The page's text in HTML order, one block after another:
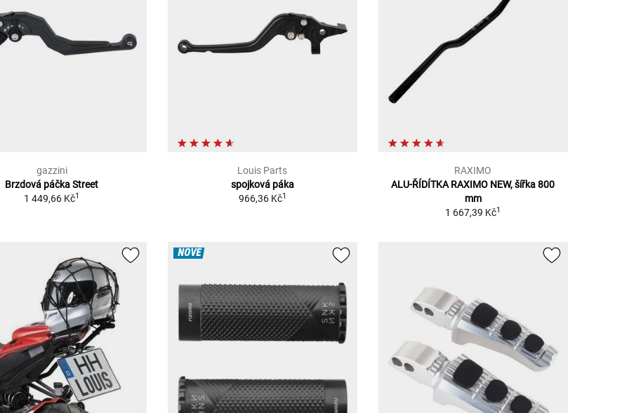
gazzini
Brzdová páčka Street
1 449,66 Kč1
Louis Parts
spojková páka
966,36 Kč1
RAXIMO
ALU-ŘÍDÍTKA RAXIMO NEW, šířka 800
mm
1 667,39 Kč1
NOVÉ